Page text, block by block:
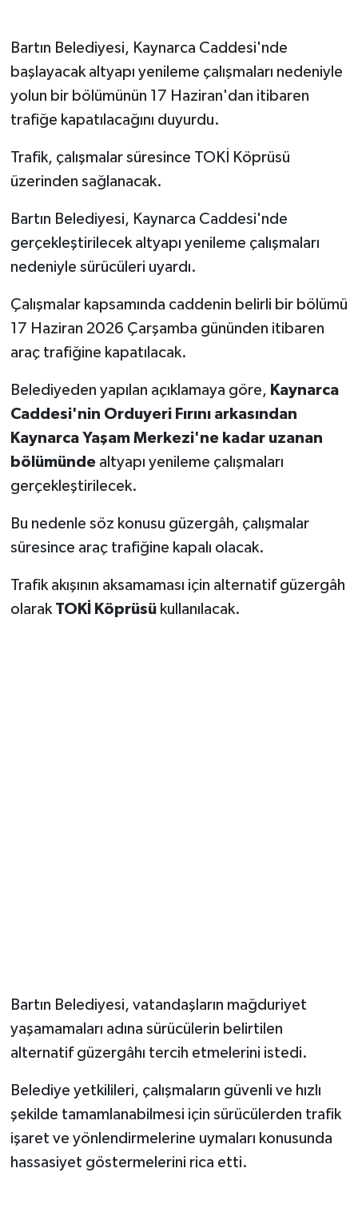
Bartın Belediyesi, Kaynarca Caddesi'nde
başlayacak altyapı yenileme çalışmaları nedeniyle
yolun bir bölümünün 17 Haziran'dan itibaren
trafiğe kapatılacağını duyurdu.
Trafik, çalışmalar süresince TOKİ Köprüsü
üzerinden sağlanacak.
Bartın Belediyesi, Kaynarca Caddesi'nde
gerçekleştirilecek altyapı yenileme çalışmaları
nedeniyle sürücüleri uyardı.
Çalışmalar kapsamında caddenin belirli bir bölümü
17 Haziran 2026 Çarşamba gününden itibaren
araç trafiğine kapatılacak.
Belediyeden yapılan açıklamaya göre, Kaynarca
Caddesi'nin Orduyeri Fırını arkasından
Kaynarca Yaşam Merkezi'ne kadar uzanan
bölümündealtyapı yenileme çalışmaları
gerçekleştirilecek.
Bu nedenle söz konusu güzergâh, çalışmalar
süresince araç trafiğine kapalı olacak.
Trafik akışının aksamaması için alternatif güzergâh
olarak TOKİ Köprüsükullanılacak.
Bartın Belediyesi, vatandaşların mağduriyet
yaşamamaları adına sürücülerin belirtilen
alternatif güzergâhı tercih etmelerini istedi.
Belediye yetkilileri, çalışmaların güvenli ve hızlı
şekilde tamamlanabilmesi için sürücülerden trafik
işaret ve yönlendirmelerine uymaları konusunda
hassasiyet göstermelerini rica etti.